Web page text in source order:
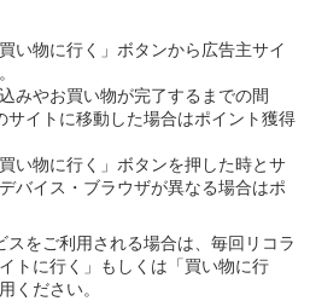
い物に行く」ボタンから広告主サイ
みやお買い物が完了するまでの間
イトに移動した場合はポイント獲得
い物に行く」ボタンを押した時とサ
バイス・ブラウザが異なる場合はポ
をご利用される場合は、毎回リコラ
トに行く」もしくは「買い物に行
ください。